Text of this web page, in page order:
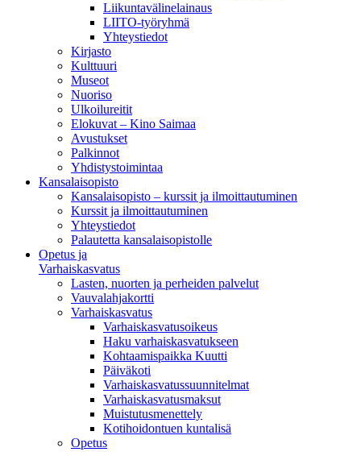
Liikuntavälinelainaus
LIITO-työryhmä
Yhteystiedot
Kirjasto
Kulttuuri
Museot
Nuoriso
Ulkoilureitit
Elokuvat – Kino Saimaa
Avustukset
Palkinnot
Yhdistystoimintaa
Kansalaisopisto
Kansalaisopisto – kurssit ja ilmoittautuminen
Kurssit ja ilmoittautuminen
Yhteystiedot
Palautetta kansalaisopistolle
Opetus ja
Varhaiskasvatus
Lasten, nuorten ja perheiden palvelut
Vauvalahjakortti
Varhaiskasvatus
Varhaiskasvatusoikeus
Haku varhaiskasvatukseen
Kohtaamispaikka Kuutti
Päiväkoti
Varhaiskasvatussuunnitelmat
Varhaiskasvatusmaksut
Muistutusmenettely
Kotihoidontuen kuntalisä
Opetus